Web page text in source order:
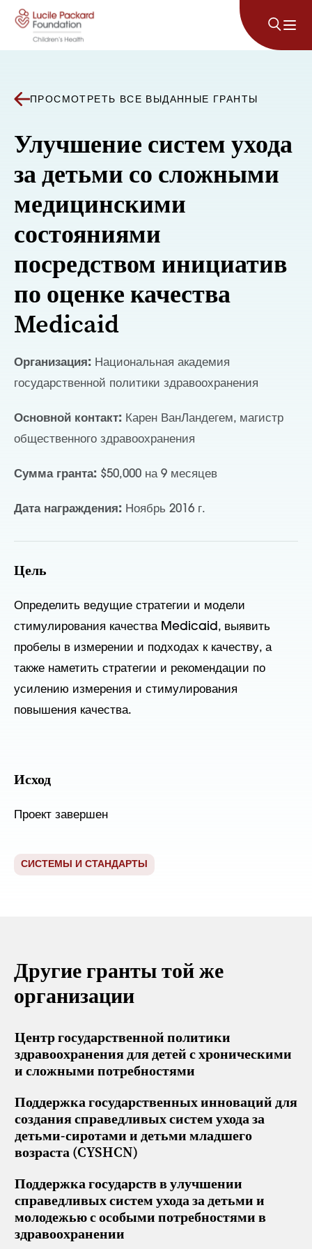
Перейти к содержанию
ПРОСМОТРЕТЬ ВСЕ ВЫДАННЫЕ ГРАНТЫ
Улучшение систем ухода
за детьми со сложными
медицинскими
состояниями
посредством инициатив
по оценке качества
Medicaid
Организация: Национальная академия
государственной политики здравоохранения
Основной контакт: Карен ВанЛандегем, магистр
общественного здравоохранения
Сумма гранта: $50,000 на 9 месяцев
Дата награждения: Ноябрь 2016 г.
Цель
Определить ведущие стратегии и модели
стимулирования качества Medicaid, выявить
пробелы в измерении и подходах к качеству, а
также наметить стратегии и рекомендации по
усилению измерения и стимулирования
повышения качества.
Исход
Проект завершен
СИСТЕМЫ И СТАНДАРТЫ
Другие гранты той же
организации
Центр государственной политики
здравоохранения для детей с хроническими
и сложными потребностями
Поддержка государственных инноваций для
создания справедливых систем ухода за
детьми-сиротами и детьми младшего
возраста (CYSHCN)
Поддержка государств в улучшении
справедливых систем ухода за детьми и
молодежью с особыми потребностями в
здравоохранении